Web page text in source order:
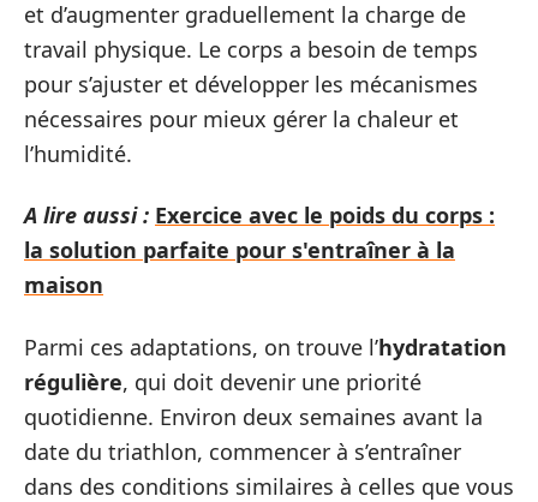
et d’augmenter graduellement la charge de
travail physique. Le corps a besoin de temps
pour s’ajuster et développer les mécanismes
nécessaires pour mieux gérer la chaleur et
l’humidité.
A lire aussi : Exercice avec le poids du corps :
la solution parfaite pour s'entraîner à la
maison
Parmi ces adaptations, on trouve l’hydratation
régulière, qui doit devenir une priorité
quotidienne. Environ deux semaines avant la
date du triathlon, commencer à s’entraîner
dans des conditions similaires à celles que vous